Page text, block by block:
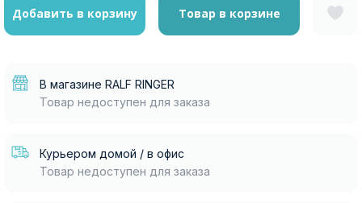
Добавить в корзину Товар в корзине
В магазине RALF RINGER
Товар недоступен для заказа
Курьером домой / в офис
Товар недоступен для заказа